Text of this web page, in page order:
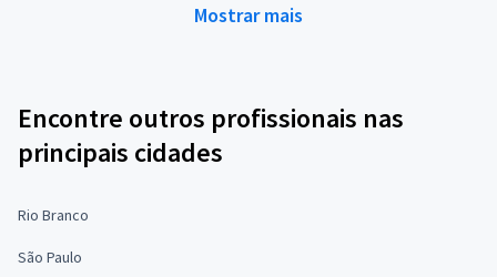
Mostrar mais
Encontre outros profissionais nas
principais cidades
Rio Branco
São Paulo